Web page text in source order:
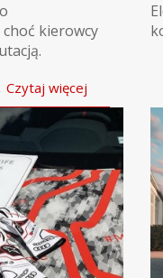
kierowcy
Czytaj więcej